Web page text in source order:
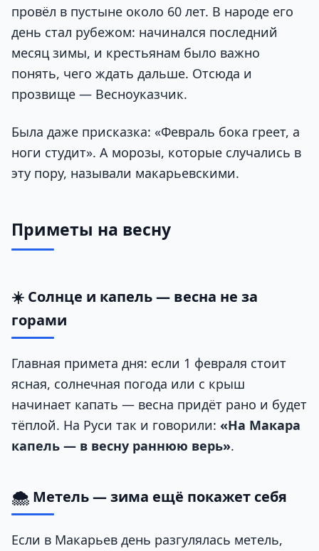
провёл в пустыне около 60 лет. В народе его
день стал рубежом: начинался последний
месяц зимы, и крестьянам было важно
понять, чего ждать дальше. Отсюда и
прозвище — Весноуказчик.
Была даже присказка: «Февраль бока греет, а
ноги студит». А морозы, которые случались в
эту пору, называли макарьевскими.
Приметы на весну
☀️ Солнце и капель — весна не за
горами
Главная примета дня: если 1 февраля стоит
ясная, солнечная погода или с крыш
начинает капать — весна придёт рано и будет
тёплой. На Руси так и говорили: «На Макара
капель — в весну раннюю верь».
🌨️ Метель — зима ещё покажет себя
Если в Макарьев день разгулялась метель,